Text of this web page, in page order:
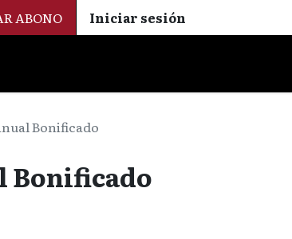
ABONO Iniciar sesión
Bonificado
Bonificado